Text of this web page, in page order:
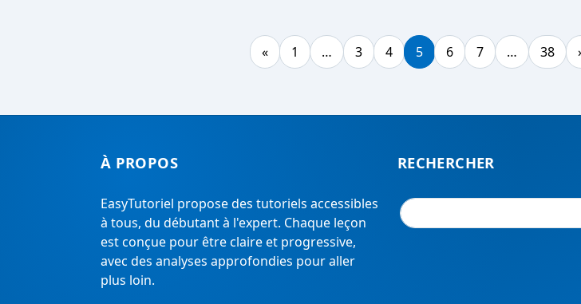
« 1 … 3 4 5 6 7 … 38
À PROPOS
EasyTutoriel propose des tutoriels accessibles
à tous, du débutant à l'expert. Chaque leçon
est conçue pour être claire et progressive,
avec des analyses approfondies pour aller
plus loin.
RECHERCHER